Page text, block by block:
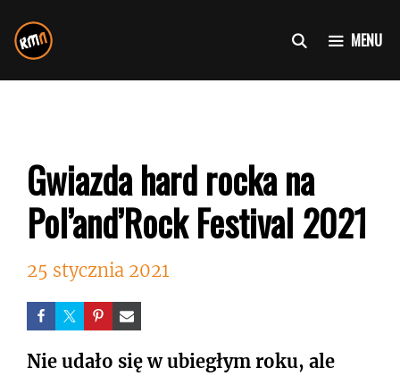
do
treści
MENU
Gwiazda hard rocka na
Pol’and’Rock Festival 2021
25 stycznia 2021
Nie udało się w ubiegłym roku, ale